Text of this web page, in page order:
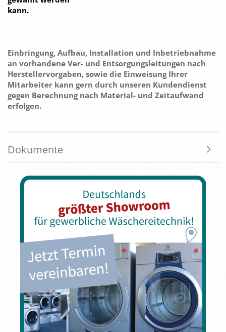
kann.
Einbringung, Aufbau, Installation und Inbetriebnahme
an vorhandene Ver- und Entsorgungsleitungen nach
Herstellervorgaben, sowie die Einweisung Ihrer
Mitarbeiter kann gern durch unseren Kundendienst
gegen Berechnung nach Material- und Zeitaufwand
erfolgen.
Dokumente